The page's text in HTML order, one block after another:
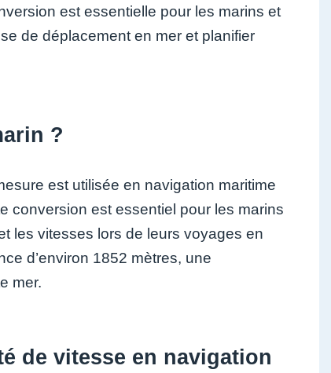
est essentielle pour les marins et
de déplacement en mer et planifier
?
est utilisée en navigation maritime
conversion est essentiel pour les marins
les vitesses lors de leurs voyages en
d’environ 1852 mètres, une
mer.
de vitesse en navigation